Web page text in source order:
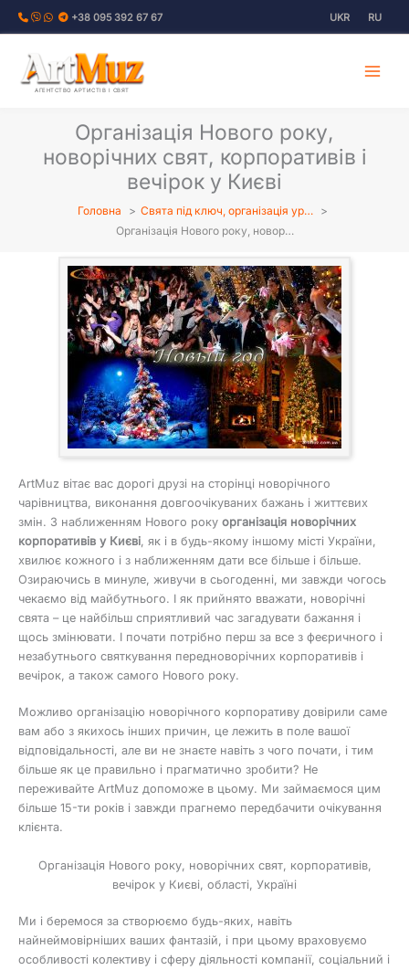
Перейти
+38 095 392 67 67 UKR RU
АГЕНТСТВО АРТИСТІВ І СВЯТ
Організація Нового року,
новорічних свят, корпоративів і
вечірок у Києві
Головна
Свята під ключ, організація ур…
Організація Нового року, новор…
ArtMuz вітає вас дорогі друзі на сторінці новорічного
чарівництва, виконання довгоочікуваних бажань і життєвих
змін. З наближенням Нового року організація новорічних
корпоративів у Києві, як і в будь-якому іншому місті України,
хвилює кожного і з наближенням дати все більше і більше.
Озираючись в минуле, живучи в сьогоденні, ми завжди чогось
чекаємо від майбутнього. І як прийнято вважати, новорічні
свята – це найбільш сприятливий час загадувати бажання і
щось змінювати. І почати потрібно перш за все з феєричного і
незабутнього святкування передноворічних корпоративів і
вечірок, а також самого Нового року.
Можливо організацію новорічного корпоративу довірили саме
вам або з якихось інших причин, це лежить в поле вашої
відповідальності, але ви не знаєте навіть з чого почати, і тим
більше як це правильно і прагматично зробити? Не
переживайте ArtMuz допоможе в цьому. Ми займаємося цим
більше 15-ти років і завжди прагнемо передбачити очікування
клієнта.
Організація Нового року, новорічних свят, корпоративів,
вечірок у Києві, області, Україні
Ми і беремося за створюємо будь-яких, навіть
найнеймовірніших ваших фантазій, і при цьому враховуємо
особливості колективу і сферу діяльності компанії, соціальний і